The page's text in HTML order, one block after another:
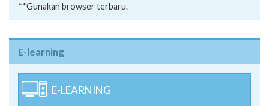
**Gunakan browser terbaru.
E-learning
E-LEARNING